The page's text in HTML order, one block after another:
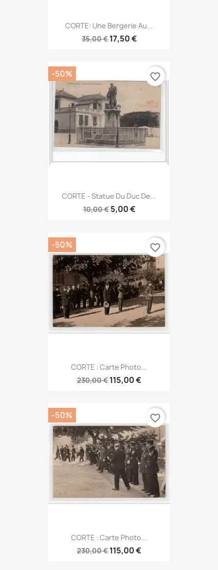
CORTE: Une Bergerie Au...
35,00 € 17,50 €
CORTE - Statue Du Duc De...
10,00 € 5,00 €
-50% favorite_border
CORTE : Carte Photo...
230,00 € 115,00 €
-50% favorite_border
CORTE : Carte Photo...
230,00 € 115,00 €
-50% favorite_border